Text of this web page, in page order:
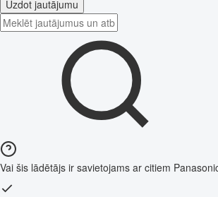
Uzdot jautājumu
Vai šis lādētājs ir savietojams ar citiem